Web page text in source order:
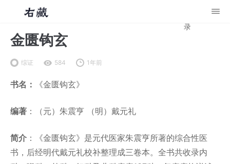
录
金匮钩玄
综证 584 1年前
书名： 《金匮钩玄》
编著 ：（元）朱震亨 （明）戴元礼
简介 ：《金匮钩玄》是元代医家朱震亨所著的综合性医
书，后经明代戴元礼校补整理成三卷本。全书共收录内